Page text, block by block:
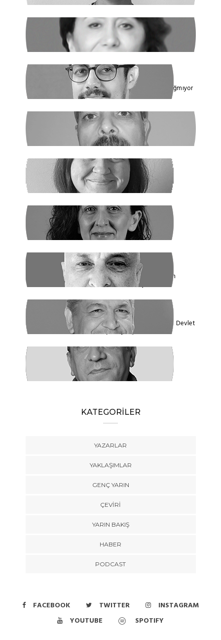
RUKİYE LEYLA SÜREN
Cumhur İttifakı’nın Hedefi: Kadınlar
ÇAĞDAŞ SİNAN DAĞ
Toplumun Enerjisi Rejimin Çuvalına Sığmıyor
GHADER ANARİ
Ne Şeyh, Ne Şah
SANEM DENİZ KURAL
Yaz Yaz Listeye Bizi De Yaz
SİBEL UZUN
Yasak Tanımadılar
ENDER EREN
Mısır’dan Kanada’ya, Şarm el Şeyh’den
Montreal’e Umutlar Tükeniyor mu?
KADİR DADAN
Türkiye'nin Ekolojik Gerçekleri ve Yeni Devlet
Düzeni 1 - Güçler Ayrılığı
SÜLEYMAN KARAN
Öyle Bir 102 Yıl ki, 102 Farklı Biçimde
Anlatılabilir
KATEGORİLER
YAZARLAR
YAKLAŞIMLAR
GENÇ YARIN
ÇEVİRİ
YARIN BAKIŞ
HABER
PODCAST
FACEBOOK TWITTER
INSTAGRAM
YOUTUBE
SPOTIFY